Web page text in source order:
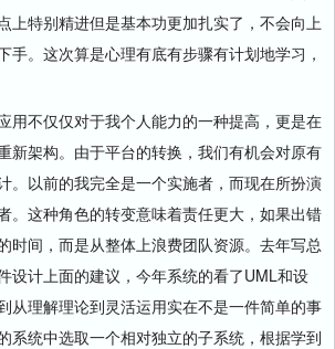
上特别精进但是基本功更加扎实了，不会向上
手。这次算是心理有底有步骤有计划地学习，
不仅仅对于我个人能力的一种提高，更是在
新架构。由于平台的转换，我们有机会对原有
。以前的我完全是一个实施者，而现在所扮演
。这种角色的转变意味着责任更大，如果出错
时间，而是从整体上浪费团队资源。去年写总
设计上面的建议，今年系统的看了UML和设
从理解理论到灵活运用实在不是一件简单的事
系统中选取一个相对独立的子系统，根据学到